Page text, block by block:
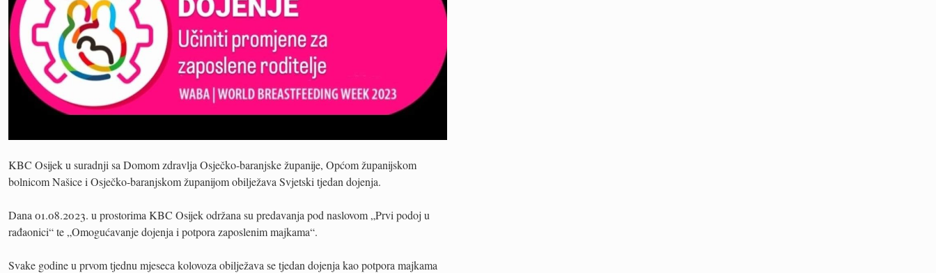
KBC Osijek u suradnji sa Domom zdravlja Osječko-baranjske županije, Općom županijskom
bolnicom Našice i Osječko-baranjskom županijom obilježava Svjetski tjedan dojenja.
Dana 01.08.2023. u prostorima KBC Osijek održana su predavanja pod naslovom „Prvi podoj u
rađaonici“ te „Omogućavanje dojenja i potpora zaposlenim majkama“.
Svake godine u prvom tjednu mjeseca kolovoza obilježava se tjedan dojenja kao potpora majkama